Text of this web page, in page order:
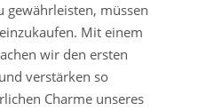
gewährleisten, müssen
Mit einem
wir den ersten
verstärken so
Charme unseres